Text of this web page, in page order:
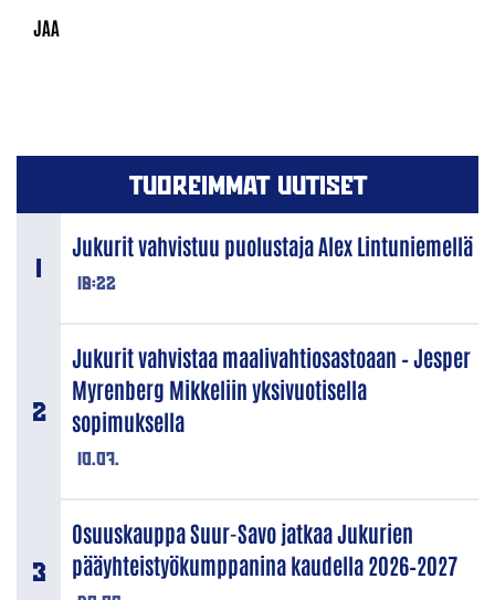
TUOREIMMAT UUTISET
18:22
Jukurit vahvistuu puolustaja Alex Lintuniemellä
10.07.
Jukurit vahvistaa maalivahtiosastoaan – Jesper
Myrenberg Mikkeliin yksivuotisella
sopimuksella
Osuuskauppa Suur-Savo jatkaa Jukurien
pääyhteistyökumppanina kaudella 2026–2027